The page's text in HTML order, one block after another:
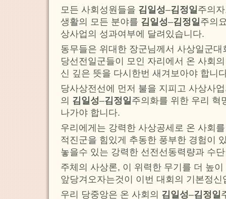
모든 사회성원들을 김일성–김정일 주의
생활의 모든 분야를 김일성–김정일 주의
상사업의 성과여부에 달려있습니다.
동무들은 위대한 장군님께서 사상일군
당선전일군들이 모인 자리에서 온 사회
신 깊은 뜻을 다시한번 새겨보아야 합니
당사상전선에 먼저 불을 지피고 사상사
의 김일성–김정일 주의화를 위한 우리 혁
나가야 합니다.
우리에게는 강력한 사상공세로 온 사회
적진군을 힘있게 추동한 풍부한 경험이
놓을수 있는 강력한 선전선동력량과 수
주체의 사상론, 이 위력한 무기를 더 높
앞당겨오자는것이 이번 대회의 기본정신
우리 당중앙은 온 사회의 김일성–김정일